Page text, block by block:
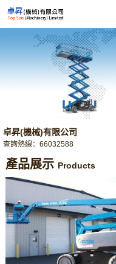
卓昇(機械)有限公司
查詢熱線：66032588
產品展示 Products